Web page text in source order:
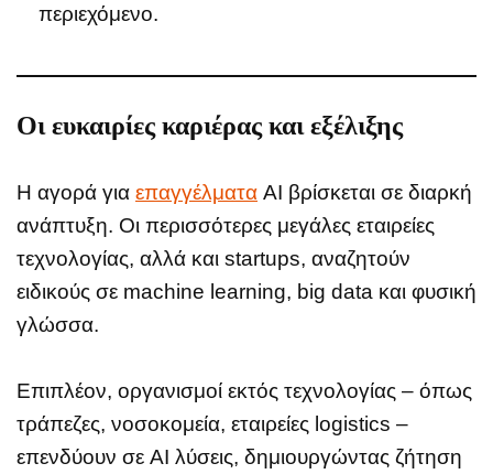
περιεχόμενο.
Οι ευκαιρίες καριέρας και εξέλιξης
Η αγορά για επαγγέλματα AI βρίσκεται σε διαρκή
ανάπτυξη. Οι περισσότερες μεγάλες εταιρείες
τεχνολογίας, αλλά και startups, αναζητούν
ειδικούς σε machine learning, big data και φυσική
γλώσσα.
Επιπλέον, οργανισμοί εκτός τεχνολογίας – όπως
τράπεζες, νοσοκομεία, εταιρείες logistics –
επενδύουν σε AI λύσεις, δημιουργώντας ζήτηση